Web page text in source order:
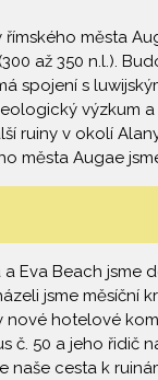
římského města
až 350 n.l.).
spojení s
výzkum
ruiny v okolí
města Augae
Eva Beach jsme
jsme měsíční
hotelové
50 a jeho řidič
cesta k